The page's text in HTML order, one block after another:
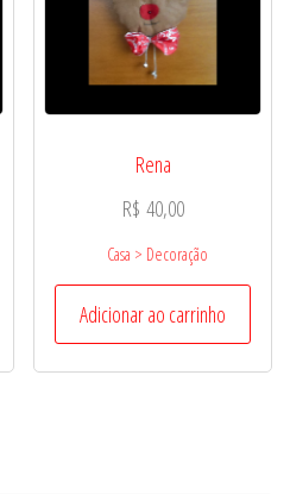
Rena
R$ 40,00
Casa > Decoração
Adicionar ao carrinho